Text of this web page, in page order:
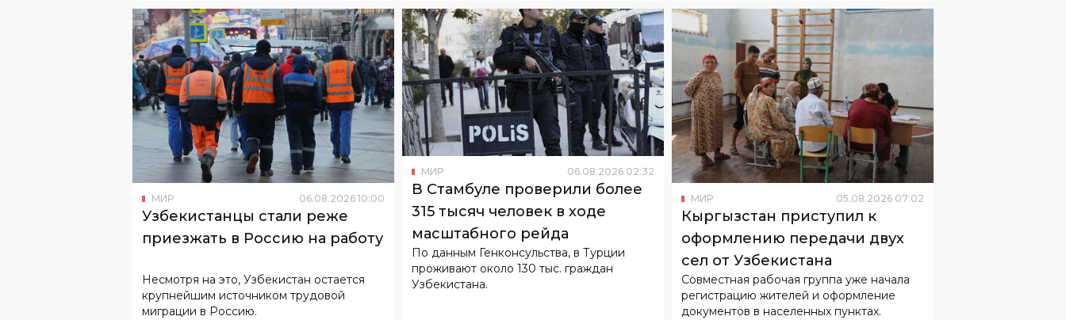
МИР 06.08.2026 10:00
Узбекистанцы стали реже
приезжать в Россию на работу
Несмотря на это, Узбекистан остается
крупнейшим источником трудовой
миграции в Россию.
МИР 06.08.2026 02:32
В Стамбуле проверили более
315 тысяч человек в ходе
масштабного рейда
По данным Генконсульства, в Турции
проживают около 130 тыс. граждан
Узбекистана.
МИР 05.08.2026 07:02
Кыргызстан приступил к
оформлению передачи двух
сел от Узбекистана
Совместная рабочая группа уже начала
регистрацию жителей и оформление
документов в населенных пунктах.